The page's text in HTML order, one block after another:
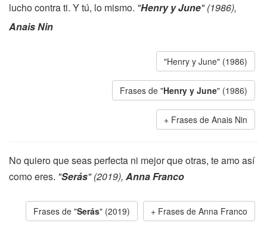
lucho contra ti. Y tú, lo mismo. "Henry y June" (1986),
Anais Nin
"Henry y June" (1986)
Frases de "Henry y June" (1986)
Frases de Anais Nin
No quiero que seas perfecta ni mejor que otras, te amo así
como eres. "Serás" (2019), Anna Franco
Frases de "Serás" (2019) Frases de Anna Franco